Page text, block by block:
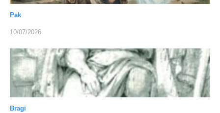
Pak
10/07/2026
Bragi